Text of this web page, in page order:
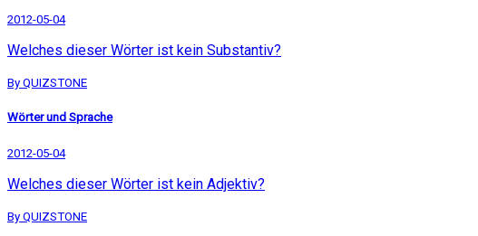
2012-05-04
Welches dieser Wörter ist kein Substantiv?
By QUIZSTONE
Wörter und Sprache
2012-05-04
Welches dieser Wörter ist kein Adjektiv?
By QUIZSTONE